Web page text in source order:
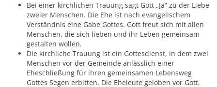
Bei einer kirchlichen Trauung sagt Gott „Ja“ zu der Liebe
zweier Menschen. Die Ehe ist nach evangelischem
Verständnis eine Gabe Gottes. Gott freut sich mit allen
Menschen, die sich lieben und ihr Leben gemeinsam
gestalten wollen.
Die kirchliche Trauung ist ein Gottesdienst, in dem zwei
Menschen vor der Gemeinde anlässlich einer
Eheschließung für ihren gemeinsamen Lebensweg
Gottes Segen erbitten. Die Eheleute geloben vor Gott,